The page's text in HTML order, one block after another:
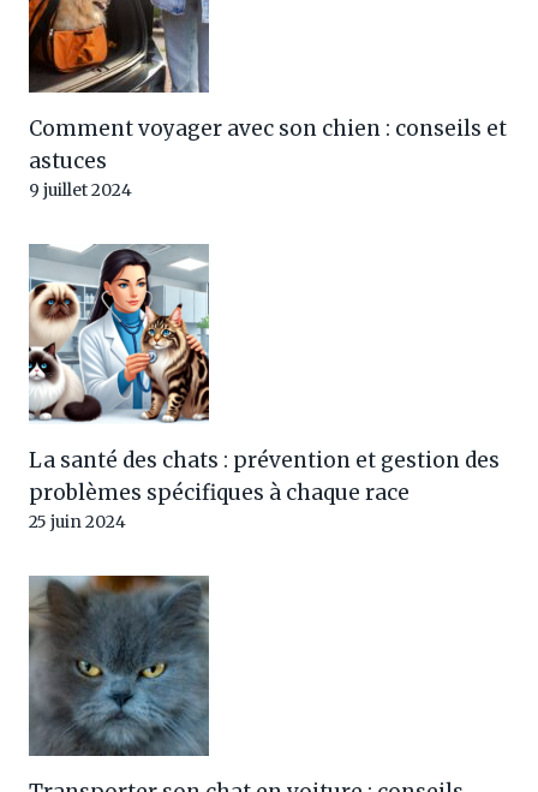
Comment voyager avec son chien : conseils et
astuces
9 juillet 2024
La santé des chats : prévention et gestion des
problèmes spécifiques à chaque race
25 juin 2024